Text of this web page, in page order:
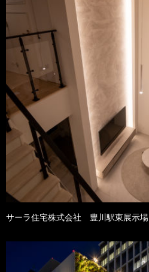
サーラ住宅株式会社 豊川駅東展示場